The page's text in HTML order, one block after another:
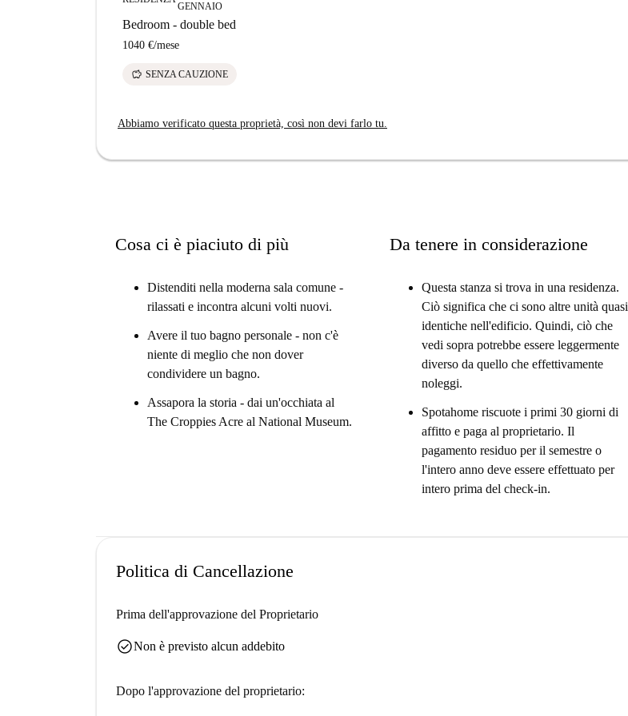
Aiutami a decidermi ...
trasporti pubblici ea pochi passi da Trinity, TU Dublino, BIMM e NCAD questa proprietà è perfetta
Il tuo controllore domestico, Jenny, ha detto:
GENNAIO
Bedroom - double bed
1040 €/mese
savings SENZA CAUZIONE
Abbiamo verificato questa proprietà, così non devi farlo tu.
Cosa ci è piaciuto di più
Distenditi nella moderna sala comune -
rilassati e incontra alcuni volti nuovi.
Avere il tuo bagno personale - non c'è
niente di meglio che non dover
condividere un bagno.
Assapora la storia - dai un'occhiata al
The Croppies Acre al National Museum.
Da tenere in considerazione
Questa stanza si trova in una residenza.
Ciò significa che ci sono altre unità quasi
identiche nell'edificio. Quindi, ciò che
vedi sopra potrebbe essere leggermente
diverso da quello che effettivamente
noleggi.
Spotahome riscuote i primi 30 giorni di
affitto e paga al proprietario. Il
pagamento residuo per il semestre o
l'intero anno deve essere effettuato per
intero prima del check-in.
Politica di Cancellazione
Prima dell'approvazione del Proprietario
check_circleNon è previsto alcun addebito
Dopo l'approvazione del proprietario: